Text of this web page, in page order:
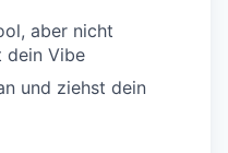
aber nicht
dein Vibe
und ziehst dein